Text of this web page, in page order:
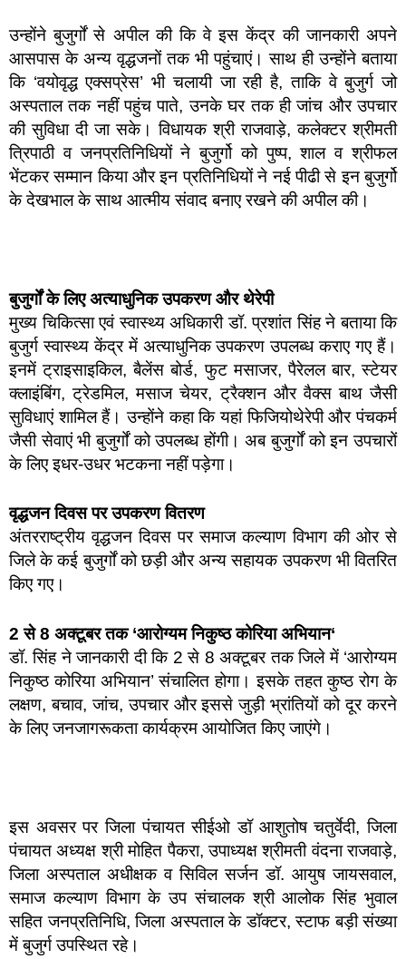
उन्होंने बुजुर्गों से अपील की कि वे इस केंद्र की जानकारी अपने
आसपास के अन्य वृद्धजनों तक भी पहुंचाएं। साथ ही उन्होंने बताया
कि ‘वयोवृद्ध एक्सप्रेस’ भी चलायी जा रही है, ताकि वे बुजुर्ग जो
अस्पताल तक नहीं पहुंच पाते, उनके घर तक ही जांच और उपचार
की सुविधा दी जा सके। विधायक श्री राजवाड़े, कलेक्टर श्रीमती
त्रिपाठी व जनप्रतिनिधियों ने बुजुर्गो को पुष्प, शाल व श्रीफल
भेंटकर सम्मान किया और इन प्रतिनिधियों ने नई पीढी से इन बुजुर्गो
के देखभाल के साथ आत्मीय संवाद बनाए रखने की अपील की।
बुजुर्गों के लिए अत्याधुनिक उपकरण और थेरेपी
मुख्य चिकित्सा एवं स्वास्थ्य अधिकारी डॉ. प्रशांत सिंह ने बताया कि
बुजुर्ग स्वास्थ्य केंद्र में अत्याधुनिक उपकरण उपलब्ध कराए गए हैं।
इनमें ट्राइसाइकिल, बैलेंस बोर्ड, फुट मसाजर, पैरेलल बार, स्टेयर
क्लाइंबिंग, ट्रेडमिल, मसाज चेयर, ट्रैक्शन और वैक्स बाथ जैसी
सुविधाएं शामिल हैं। उन्होंने कहा कि यहां फिजियोथेरेपी और पंचकर्म
जैसी सेवाएं भी बुजुर्गों को उपलब्ध होंगी। अब बुजुर्गों को इन उपचारों
के लिए इधर-उधर भटकना नहीं पड़ेगा।
वृद्धजन दिवस पर उपकरण वितरण
अंतरराष्ट्रीय वृद्धजन दिवस पर समाज कल्याण विभाग की ओर से
जिले के कई बुजुर्गों को छड़ी और अन्य सहायक उपकरण भी वितरित
किए गए।
2 से 8 अक्टूबर तक ‘आरोग्यम निकुष्ठ कोरिया अभियान‘
डॉ. सिंह ने जानकारी दी कि 2 से 8 अक्टूबर तक जिले में ‘आरोग्यम
निकुष्ठ कोरिया अभियान’ संचालित होगा। इसके तहत कुष्ठ रोग के
लक्षण, बचाव, जांच, उपचार और इससे जुड़ी भ्रांतियों को दूर करने
के लिए जनजागरूकता कार्यक्रम आयोजित किए जाएंगे।
इस अवसर पर जिला पंचायत सीईओ डॉ आशुतोष चतुर्वेदी, जिला
पंचायत अध्यक्ष श्री मोहित पैकरा, उपाध्यक्ष श्रीमती वंदना राजवाड़े,
जिला अस्पताल अधीक्षक व सिविल सर्जन डॉ. आयुष जायसवाल,
समाज कल्याण विभाग के उप संचालक श्री आलोक सिंह भुवाल
सहित जनप्रतिनिधि, जिला अस्पताल के डॉक्टर, स्टाफ बड़ी संख्या
में बुजुर्ग उपस्थित रहे।